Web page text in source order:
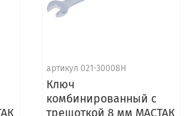
артикул 021-30008H
Ключ
комбинированный с
трещоткой 8 мм МАСТАК